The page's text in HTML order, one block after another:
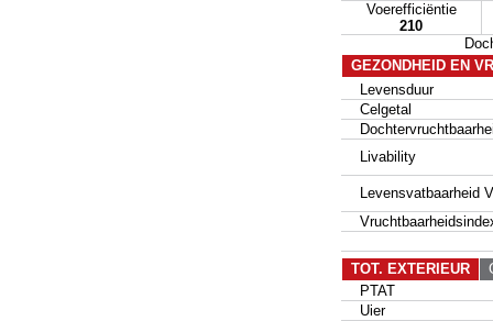
Voerefficiëntie
210
GEZONDHEID EN
Levensduur
Celgetal
Livability
Levensvatbaarheid
TOT. EXTERIEUR
PTAT
Uier